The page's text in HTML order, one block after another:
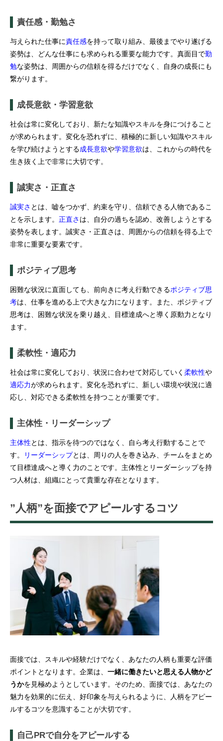
責任感・勤勉さ
与えられた仕事に責任感を持って取り組み、最後までやり遂げる
姿勢は、どんな仕事にも求められる重要な能力です。真面目で勤
勉な姿勢は、周囲からの信頼を得るだけでなく、自身の成長にも
繋がります。
成長意欲・学習意欲
社会は常に変化しており、新たな知識やスキルを身につけること
が求められます。変化を恐れずに、積極的に新しい知識やスキル
を学び続けようとする成長意欲や学習意欲は、これからの時代を
生き抜く上で非常に大切です。
誠実さ・正直さ
誠実さ とは、嘘をつかず、約束を守り、信頼できる人物であるこ
とを示します。 正直さ は、自分の過ちを認め、改善しようとする
姿勢を表します。誠実さ・正直さは、周囲からの信頼を得る上で
非常に重要な要素です。
ポジティブ思考
困難な状況に直面しても、前向きに考え行動できるポジティブ思
考は、仕事を進める上で大きな力になります。また、ポジティブ
思考は、困難な状況を乗り越え、目標達成へと導く原動力となり
ます。
柔軟性・適応力
社会は常に変化しており、状況に合わせて対応していく 柔軟性や
適応力が求められます。変化を恐れずに、新しい環境や状況に適
応し、対応できる柔軟性を持つことが重要です。
主体性・リーダーシップ
主体性とは、指示を待つのではなく、自ら考え行動することで
す。
リーダーシップとは、周りの人を巻き込み、チームをまとめ
て目標達成へと導く力のことです。主体性とリーダーシップを持
つ人材は、組織にとって貴重な存在となります。
”人柄”を面接でアピールするコツ
面接では、スキルや経験だけでなく、あなたの人柄も重要な評価
ポイントとなります。企業は、 一緒に働きたいと思える人物かど
うかを見極めようとしています。そのため、面接では、あなたの
魅力を効果的に伝え、好印象を与えられるように、人柄をアピー
ルするコツを意識することが大切です。
自己PRで自分をアピールする